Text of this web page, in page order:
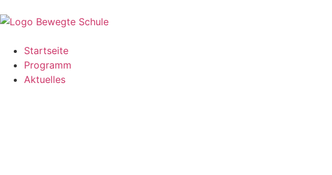
Startseite
Programm
Aktuelles